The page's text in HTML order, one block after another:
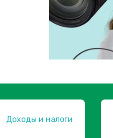
Доходы и налоги